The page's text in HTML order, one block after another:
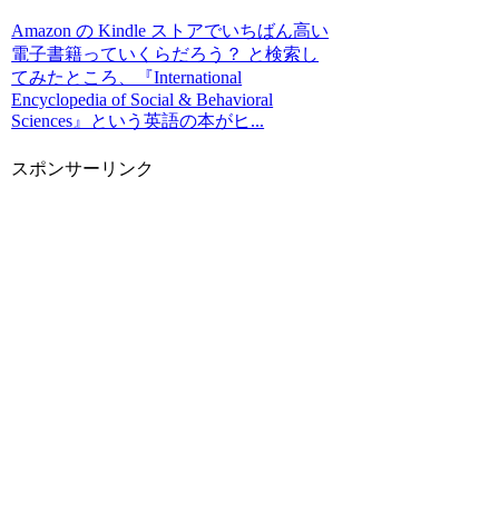
Amazon の Kindle ストアでいちばん高い
電子書籍っていくらだろう？ と検索し
てみたところ、『International
Encyclopedia of Social & Behavioral
Sciences』という英語の本がヒ...
スポンサーリンク